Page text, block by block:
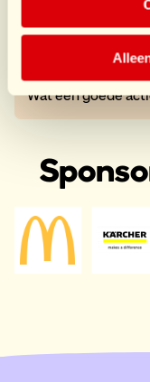
door
Wat een goede